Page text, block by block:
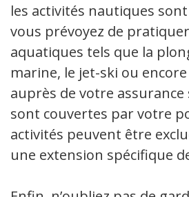
les activités nautiques
vous prévoyez de
aquatiques tels que la
marine, le jet-ski ou
auprès de votre assurance
sont couvertes par votre
activités peuvent être
une extension spécifique